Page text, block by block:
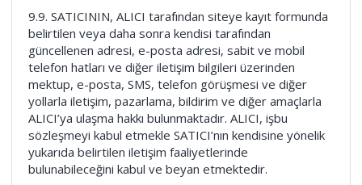
9.9. SATICININ, ALICI tarafından siteye kayıt formunda
belirtilen veya daha sonra kendisi tarafından
güncellenen adresi, e-posta adresi, sabit ve mobil
telefon hatları ve diğer iletişim bilgileri üzerinden
mektup, e-posta, SMS, telefon görüşmesi ve diğer
yollarla iletişim, pazarlama, bildirim ve diğer amaçlarla
ALICI’ya ulaşma hakkı bulunmaktadır. ALICI, işbu
sözleşmeyi kabul etmekle SATICI’nın kendisine yönelik
yukarıda belirtilen iletişim faaliyetlerinde
bulunabileceğini kabul ve beyan etmektedir.